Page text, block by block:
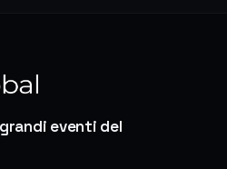
eventi del